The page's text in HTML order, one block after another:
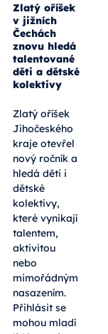
Zlatý oříšek
v jižních
Čechách
znovu hledá
talentované
děti a dětské
kolektivy
Zlatý oříšek
Jihočeského
kraje otevřel
nový ročník a
hledá děti i
dětské
kolektivy,
které vynikají
talentem,
aktivitou
nebo
mimořádným
nasazením.
Přihlásit se
mohou mladí